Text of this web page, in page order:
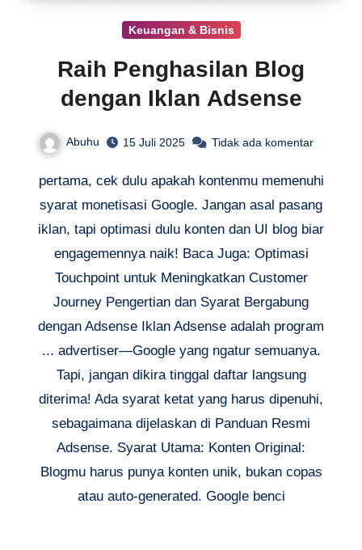
Keuangan & Bisnis
Raih Penghasilan Blog
dengan Iklan Adsense
Abuhu 15 Juli 2025 Tidak ada komentar
pertama, cek dulu apakah kontenmu memenuhi
syarat monetisasi Google. Jangan asal pasang
iklan, tapi optimasi dulu konten dan UI blog biar
engagemennya naik! Baca Juga: Optimasi
Touchpoint untuk Meningkatkan Customer
Journey Pengertian dan Syarat Bergabung
dengan Adsense Iklan Adsense adalah program
... advertiser—Google yang ngatur semuanya.
Tapi, jangan dikira tinggal daftar langsung
diterima! Ada syarat ketat yang harus dipenuhi,
sebagaimana dijelaskan di Panduan Resmi
Adsense. Syarat Utama: Konten Original:
Blogmu harus punya konten unik, bukan copas
atau auto-generated. Google benci